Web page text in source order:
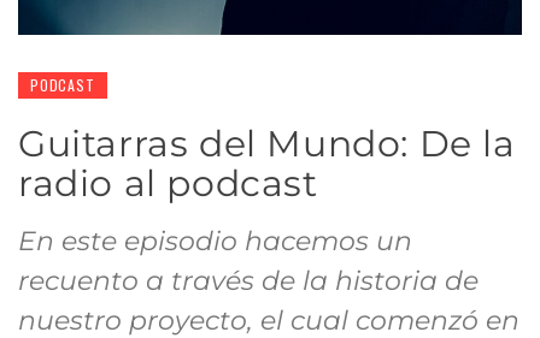
PODCAST
Guitarras del Mundo: De la
radio al podcast
En este episodio hacemos un
recuento a través de la historia de
nuestro proyecto, el cual comenzó en